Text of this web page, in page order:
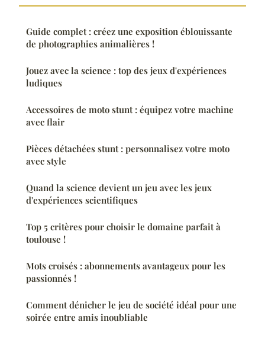
Guide complet : créez une exposition éblouissante
de photographies animalières !
Jouez avec la science : top des jeux d'expériences
ludiques
Accessoires de moto stunt : équipez votre machine
avec flair
Pièces détachées stunt : personnalisez votre moto
avec style
Quand la science devient un jeu avec les jeux
d'expériences scientifiques
Top 5 critères pour choisir le domaine parfait à
toulouse !
Mots croisés : abonnements avantageux pour les
passionnés !
Comment dénicher le jeu de société idéal pour une
soirée entre amis inoubliable